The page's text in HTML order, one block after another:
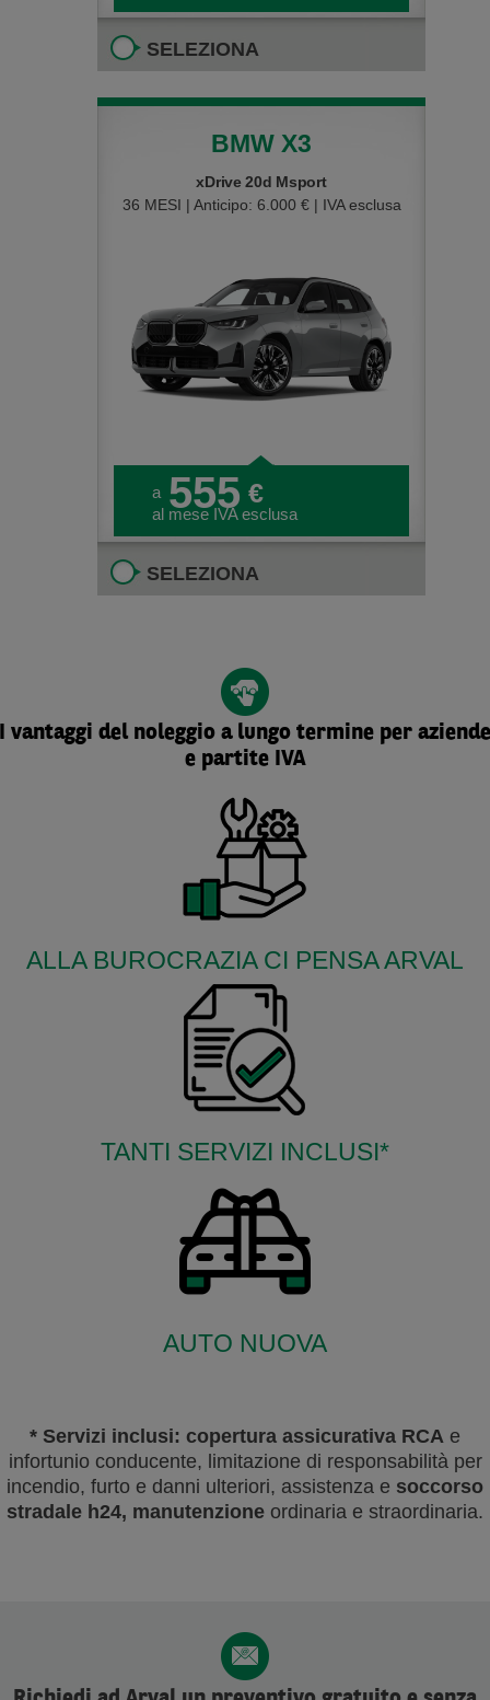
SELEZIONA
BMW X3
xDrive 20d Msport
36 MESI | Anticipo: 6.000 € | IVA esclusa
a 555 €
al mese IVA esclusa
SELEZIONA
I vantaggi del noleggio a lungo termine per aziende
e partite IVA
ALLA BUROCRAZIA CI PENSA ARVAL
TANTI SERVIZI INCLUSI*
AUTO NUOVA
* Servizi inclusi: copertura assicurativa RCA e
infortunio conducente, limitazione di responsabilità per
incendio, furto e danni ulteriori, assistenza e soccorso
stradale h24, manutenzione ordinaria e straordinaria.